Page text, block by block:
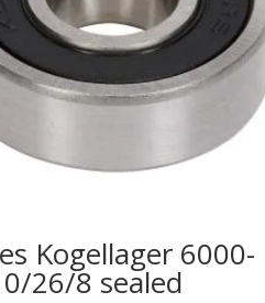
Kogellager 6000-
26/8 sealed